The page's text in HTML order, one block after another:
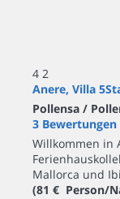
4 2
Anere, Villa
Pollensa /
3 Bewertungen
Willkommen in
Mallorca und
(81 € Person/